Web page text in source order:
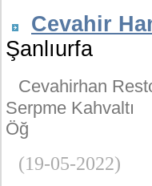
Cevahir
Şanlıurfa
Cevahirhan
Serpme Kahvaltı
Öğ
(19-05-2022)